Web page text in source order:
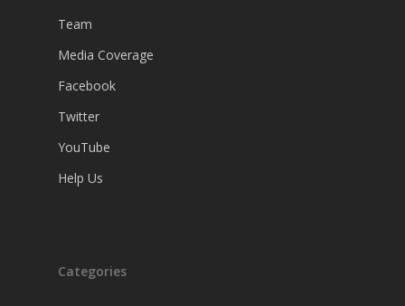
Team
Media Coverage
Facebook
Twitter
YouTube
Help Us
Categories